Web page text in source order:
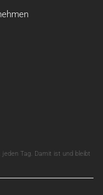
Tag. Damit ist und bleibt